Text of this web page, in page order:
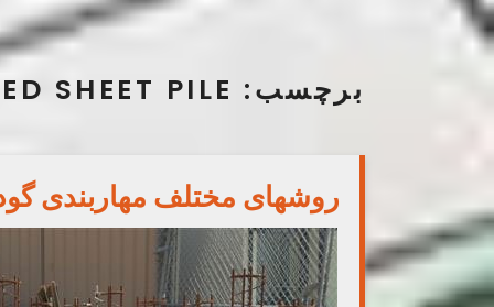
برچسب: SHEET PILE
روشهای مختلف مهاربندی